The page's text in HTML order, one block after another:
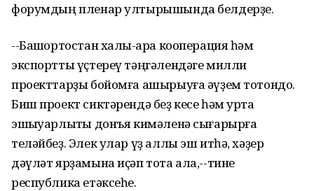
форумдың пленар ултырышында белдерҙе.
--Башҡортостан халыҡ-ара кооперация һәм
экспортты үҫтереү тәңгәлендәге милли
проекттарҙы бойомға ашырыуға әүҙем тотондо.
Биш проект сиктәрендә беҙ кесе һәм урта
эшҡыуарлыҡты донъя кимәленә сығарырға
теләйбеҙ. Элек улар үҙ аллы эш итһә, хәҙер
дәүләт ярҙамына иҫәп тота ала,--тине
республика етәксеһе.